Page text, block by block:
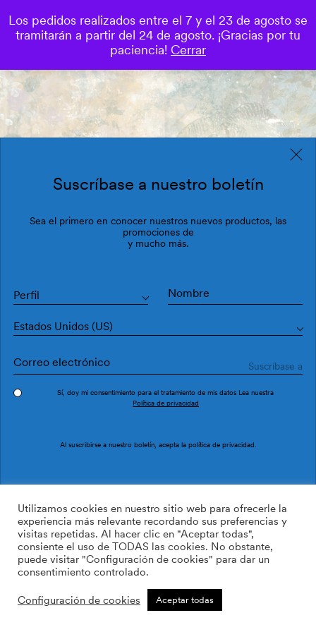
0
Ref. M4505-1
113.64$ /m2
Suscríbase a nuestro boletín
Sea el primero en conocer nuestros nuevos productos, las
promociones de
y mucho más.
Perfil
Estados Unidos (US)
Sí, doy mi consentimiento para el tratamiento de mis datos Lea nuestra
Política de privacidad
Al suscribirse a nuestro boletín, acepta la política de privacidad
Utilizamos cookies en nuestro sitio web para ofrecerle la
experiencia más relevante recordando sus preferencias y
visitas repetidas. Al hacer clic en "Aceptar todas",
consiente el uso de TODAS las cookies. No obstante,
puede visitar "Configuración de cookies" para dar un
consentimiento controlado.
Configuración de cookies Aceptar todas
Los pedidos realizados entre el 7 y el 23 de agosto se
tramitarán a partir del 24 de agosto. ¡Gracias por tu
paciencia! Cerrar